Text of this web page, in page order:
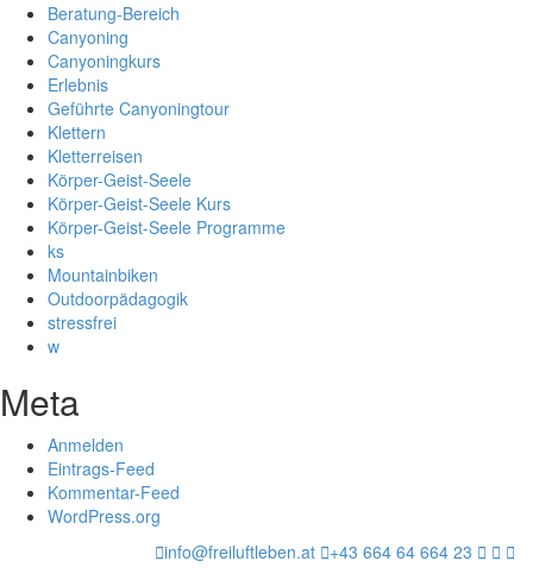
Beratung-Bereich
Canyoning
Canyoningkurs
Erlebnis
Geführte Canyoningtour
Klettern
Kletterreisen
Körper-Geist-Seele
Körper-Geist-Seele Kurs
Körper-Geist-Seele Programme
ks
Mountainbiken
Outdoorpädagogik
stressfrei
w
Meta
Anmelden
Eintrags-Feed
Kommentar-Feed
WordPress.org
info@freiluftleben.at
+43 664 64 664 23